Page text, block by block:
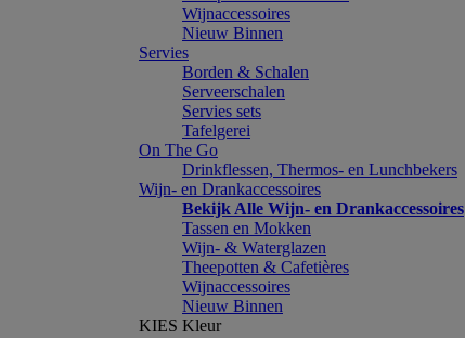
Wijnaccessoires
Nieuw Binnen
Servies
Borden & Schalen
Serveerschalen
Servies sets
Tafelgerei
On The Go
Drinkflessen, Thermos- en Lunchbekers
Wijn- en Drankaccessoires
Bekijk Alle Wijn- en Drankaccessoires
Tassen en Mokken
Wijn- & Waterglazen
Theepotten & Cafetières
Wijnaccessoires
Nieuw Binnen
KIES Kleur